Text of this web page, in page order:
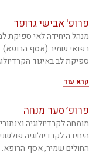
פרופ' אבישי גרופר
מנהל היחידה לאי ספיקת
רפואי שמיר (אסף הרופא).
ספיקת לב באיגוד
קרא עוד
פרופ׳ סער מנחה
מומחה לקרדיולוגיה
היחידה לקרדיולוגיה
החולים שמיר, אסף הרופא.